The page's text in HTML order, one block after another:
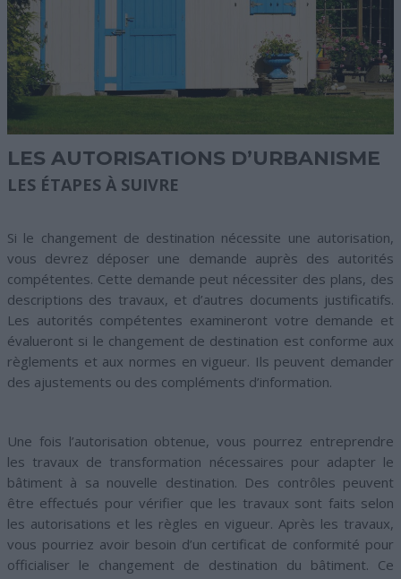
LES AUTORISATIONS D’URBANISME
LES ÉTAPES À SUIVRE
Si le changement de destination nécessite une autorisation,
vous devrez déposer une demande auprès des autorités
compétentes. Cette demande peut nécessiter des plans, des
descriptions des travaux, et d’autres documents justificatifs.
Les autorités compétentes examineront votre demande et
évalueront si le changement de destination est conforme aux
règlements et aux normes en vigueur. Ils peuvent demander
des ajustements ou des compléments d’information.
Une fois l’autorisation obtenue, vous pourrez entreprendre
les travaux de transformation nécessaires pour adapter le
bâtiment à sa nouvelle destination. Des contrôles peuvent
être effectués pour vérifier que les travaux sont faits selon
les autorisations et les règles en vigueur. Après les travaux,
vous pourriez avoir besoin d’un certificat de conformité pour
officialiser le changement de destination du bâtiment. Ce